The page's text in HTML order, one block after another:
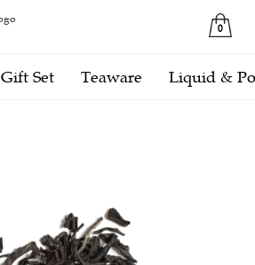
0
Gift Set Teaware Liquid &